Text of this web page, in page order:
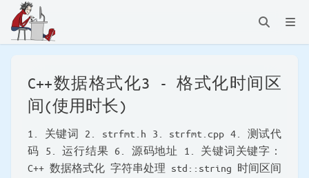
C++数据格式化3 - 格式化时间区
间(使用时长)
1. 关键词 2. strfmt.h 3. strfmt.cpp 4. 测试代
码 5. 运行结果 6. 源码地址 1. 关键词关键字：
C++ 数据格式化 字符串处理 std::string 时间区间